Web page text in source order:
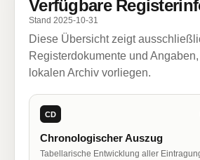
Verfügbare
Stand 2025-10-31
Diese Übersicht zeigt
Registerdokumente und
lokalen Archiv vorliegen.
CD
Chronologischer Auszug
Tabellarische Entwicklung aller